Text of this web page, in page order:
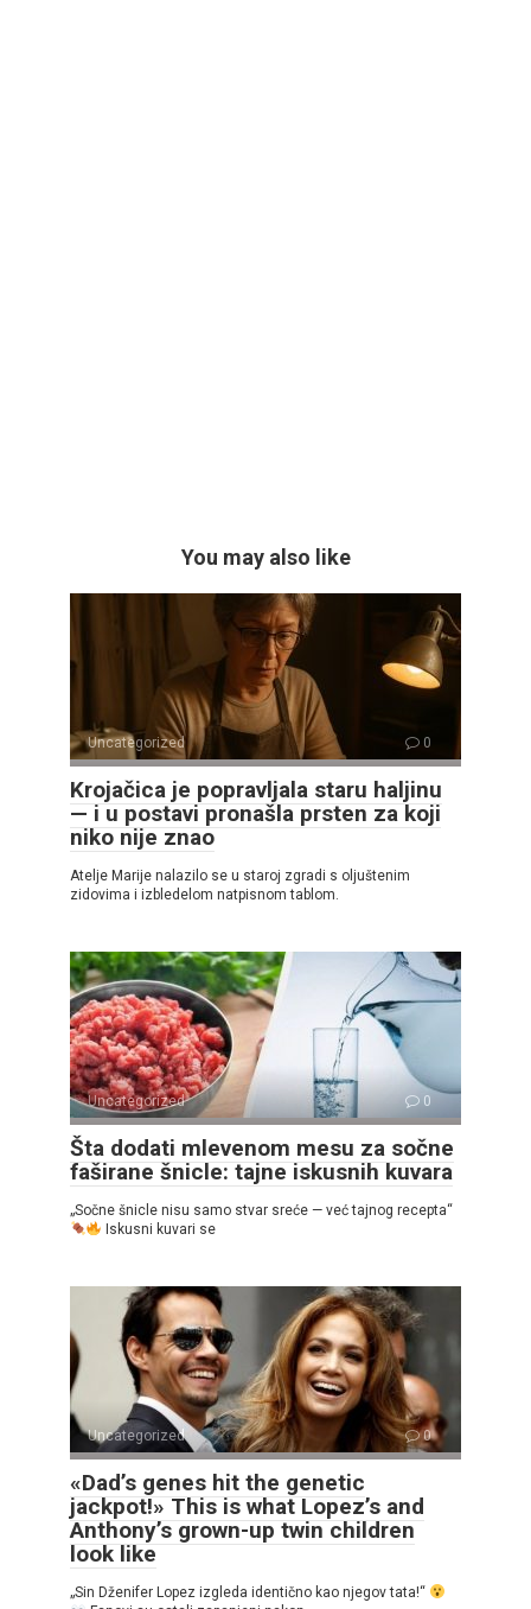
You may also like
Uncategorized 0
Krojačica je popravljala staru haljinu
— i u postavi pronašla prsten za koji
niko nije znao
Atelje Marije nalazilo se u staroj zgradi s oljuštenim
zidovima i izbledelom natpisnom tablom.
Uncategorized 0
Šta dodati mlevenom mesu za sočne
faširane šnicle: tajne iskusnih kuvara
„Sočne šnicle nisu samo stvar sreće — već tajnog recepta“
Iskusni kuvari se
Uncategorized 0
«Dad’s genes hit the genetic
jackpot!» This is what Lopez’s and
Anthony’s grown-up twin children
look like
„Sin Dženifer Lopez izgleda identično kao njegov tata!“